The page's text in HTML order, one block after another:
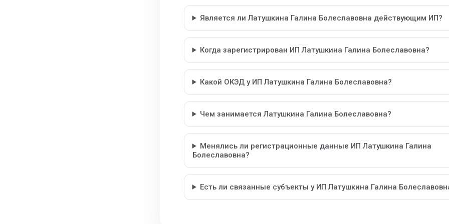
Является ли Латушкина Галина Болеславовна действующим ИП?
Когда зарегистрирован ИП Латушкина Галина Болеславовна?
Какой ОКЭД у ИП Латушкина Галина Болеславовна?
Чем занимается Латушкина Галина Болеславовна?
Менялись ли регистрационные данные ИП Латушкина Галина
Болеславовна?
Есть ли связанные субъекты у ИП Латушкина Галина